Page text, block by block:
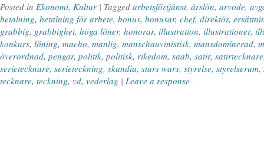
Posted in Ekonomi, Kultur | Tagged arbetsförtjänst, årslön, arvode,
betalning, betalning för arbete, bonus, bonusar, chef, direktör,
grabbig, grabbighet, höga löner, honorar, illustration, illustrationer,
konkurs, löning, macho, manlig, manschauvinistisk, mansdominerad,
överordnad, pengar, politik, politisk, rikedom, saab, satir, satirtecknare
serietecknare, serieteckning, skandia, stars wars, styrelse, styrelserum,
tecknare, teckning, vd, vederlag | Leave a response